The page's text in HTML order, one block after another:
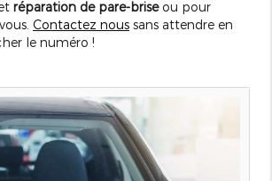
réparation de pare-briseou pour
Contactez nous sans attendre en
le numéro !